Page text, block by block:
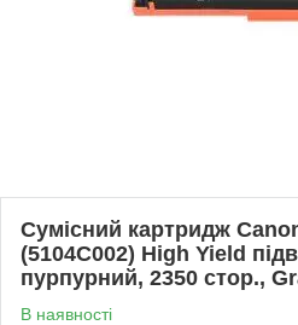
Сумісний картридж
(5104C002) High Yield
пурпурний, 2350 стор.,
В наявності